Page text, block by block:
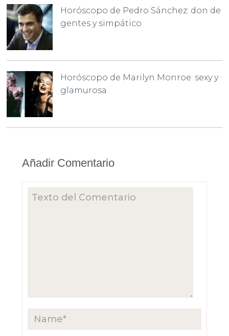
Horóscopo de Pedro Sánchez: don de
gentes y simpático
Horóscopo de Marilyn Monroe: sexy y
glamurosa
Añadir Comentario